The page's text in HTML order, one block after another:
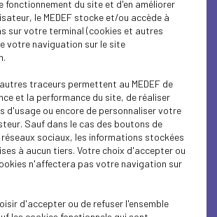
fonctionnement du site et d'en améliorer
le MEDEF stocke et/ou accède à
sur votre terminal (cookies et autres
votre naviguation sur le site
traceurs permettent au MEDEF de
et la performance du site, de réaliser
d'usage ou encore de personnaliser votre
Sauf dans le cas des boutons de
sociaux, les informations stockées
à aucun tiers. Votre choix d'accepter ou
n'affectera pas votre navigation sur
d'accepter ou de refuser l'ensemble